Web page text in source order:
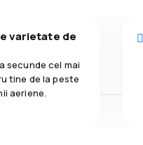
varietate de
secunde cel mai
tine de la peste
aeriene.